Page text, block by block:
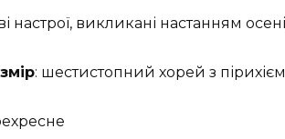
настрої, викликані настанням
: шестистопний хорей з пірихієм